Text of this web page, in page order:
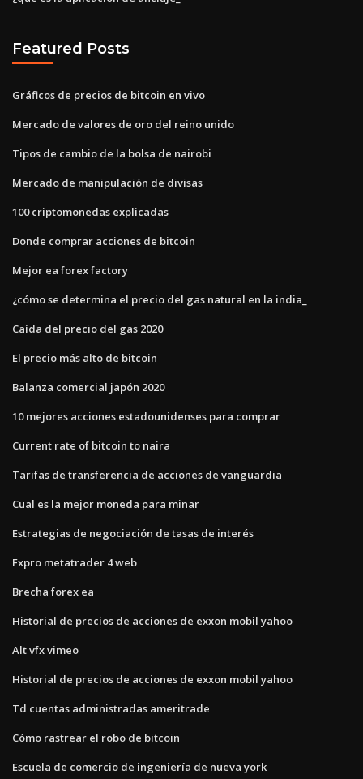
Featured Posts
Gráficos de precios de bitcoin en vivo
Mercado de valores de oro del reino unido
Tipos de cambio de la bolsa de nairobi
Mercado de manipulación de divisas
100 criptomonedas explicadas
Donde comprar acciones de bitcoin
Mejor ea forex factory
¿cómo se determina el precio del gas natural en la india_
Caída del precio del gas 2020
El precio más alto de bitcoin
Balanza comercial japón 2020
10 mejores acciones estadounidenses para comprar
Current rate of bitcoin to naira
Tarifas de transferencia de acciones de vanguardia
Cual es la mejor moneda para minar
Estrategias de negociación de tasas de interés
Fxpro metatrader 4 web
Brecha forex ea
Historial de precios de acciones de exxon mobil yahoo
Alt vfx vimeo
Historial de precios de acciones de exxon mobil yahoo
Td cuentas administradas ameritrade
Cómo rastrear el robo de bitcoin
Escuela de comercio de ingeniería de nueva york